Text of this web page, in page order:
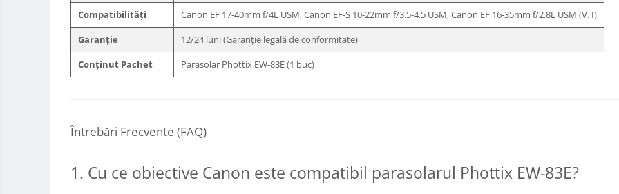
Accesorii diverse pt camere video
Camere Video Cinematice
Trepiede foto
Trepied / Monopied Carbon
Compatibilități
Canon EF 17-40mm f/4L USM, Canon EF-S 10-22mm f/3.5-4.5 USM, Canon EF 16-35mm f/2.8L USM (V. I)
Garanție
12/24 luni (Garanție legală de conformitate)
Conținut Pachet
Parasolar Phottix EW-83E (1 buc)
Întrebări Frecvente (FAQ)
1. Cu ce obiective Canon este compatibil parasolarul Phottix EW-83E?